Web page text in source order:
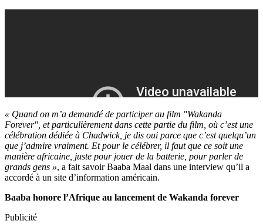
« Quand on m’a demandé de participer au film "Wakanda
Forever", et particulièrement dans cette partie du film, où c’est une
célébration dédiée à Chadwick, je dis oui parce que c’est quelqu’un
que j’admire vraiment. Et pour le célébrer, il faut que ce soit une
manière africaine, juste pour jouer de la batterie, pour parler de
grands gens », a fait savoir Baaba Maal dans une interview qu’il a
accordé à un site d’information américain.
Baaba honore l’Afrique au lancement de Wakanda forever
Publicité